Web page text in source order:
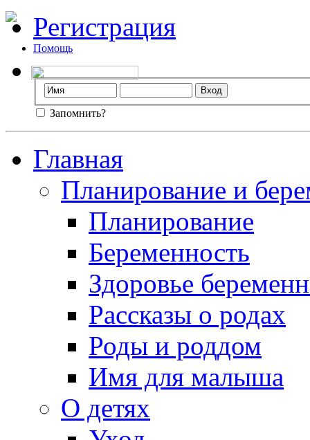
Регистрация
Помощь
Запомнить?
Главная
Планирование и
Планирование
Беременность
Здоровье
Рассказы о родах
Роды и роддом
Имя для малыша
О детях